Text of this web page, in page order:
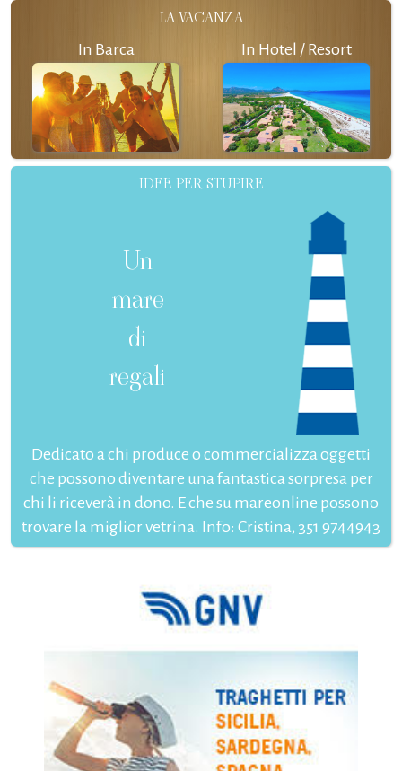
LA VACANZA
In Barca In Hotel / Resort
IDEE PER STUPIRE
Un
mare
di
regali
Dedicato a chi produce o commercializza oggetti
che possono diventare una fantastica sorpresa per
chi li riceverà in dono. E che su mareonline possono
trovare la miglior vetrina. Info: Cristina, 351 9744943